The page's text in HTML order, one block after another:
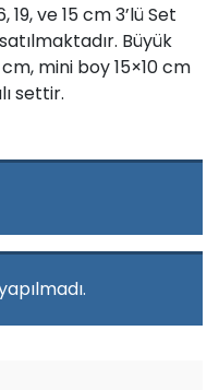
ve 15 cm 3’lü Set
Büyük
mini boy 15×10 cm
settir.